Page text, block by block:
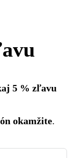
5 % zľavu
okamžite.